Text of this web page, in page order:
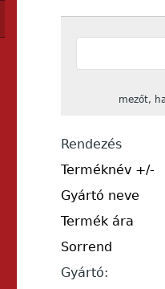
mezőt,
Rendezés
Terméknév +/-
Gyártó neve
Termék ára
Sorrend
Gyártó: